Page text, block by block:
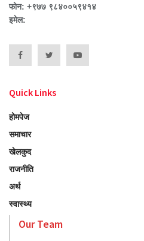
फोन: +९७७ ९८४००५९४१४
इमेल:
Quick Links
होमपेज
समाचार
खेलकुद
राजनीति
अर्थ
स्वास्थ्य
Our Team